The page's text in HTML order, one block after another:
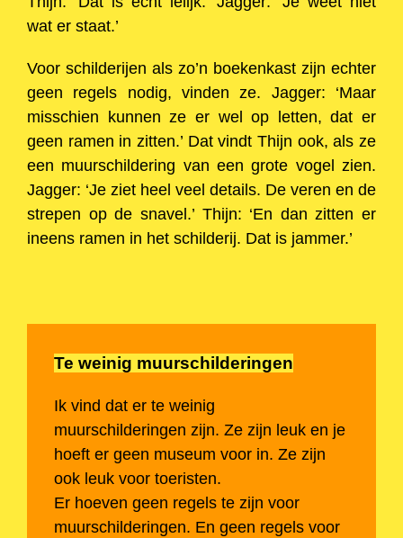
wat er staat.’
Voor schilderijen als zo’n boekenkast zijn echter
geen regels nodig, vinden ze. Jagger: ‘Maar
misschien kunnen ze er wel op letten, dat er
geen ramen in zitten.’ Dat vindt Thijn ook, als ze
een muurschildering van een grote vogel zien.
Jagger: ‘Je ziet heel veel details. De veren en de
strepen op de snavel.’ Thijn: ‘En dan zitten er
ineens ramen in het schilderij. Dat is jammer.’
Te weinig muurschilderingen
Ik vind dat er te weinig
muurschilderingen zijn. Ze zijn leuk en je
hoeft er geen museum voor in. Ze zijn
ook leuk voor toeristen.
Er hoeven geen regels te zijn voor
muurschilderingen. En geen regels voor